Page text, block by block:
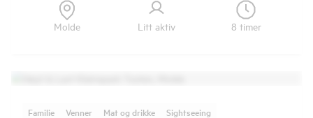
Molde Litt aktiv 8 timer
Familie Venner Mat og drikke Sightseeing